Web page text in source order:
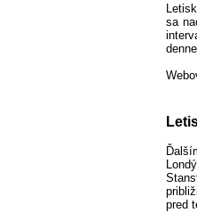
sa
pred